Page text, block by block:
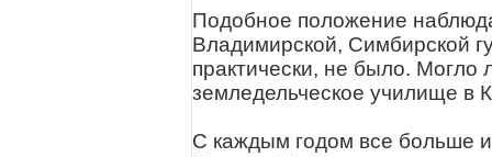
Подобное положение
Владимирской, Симбирской
практически, не было.
земледельческое училище в
С каждым годом все больше